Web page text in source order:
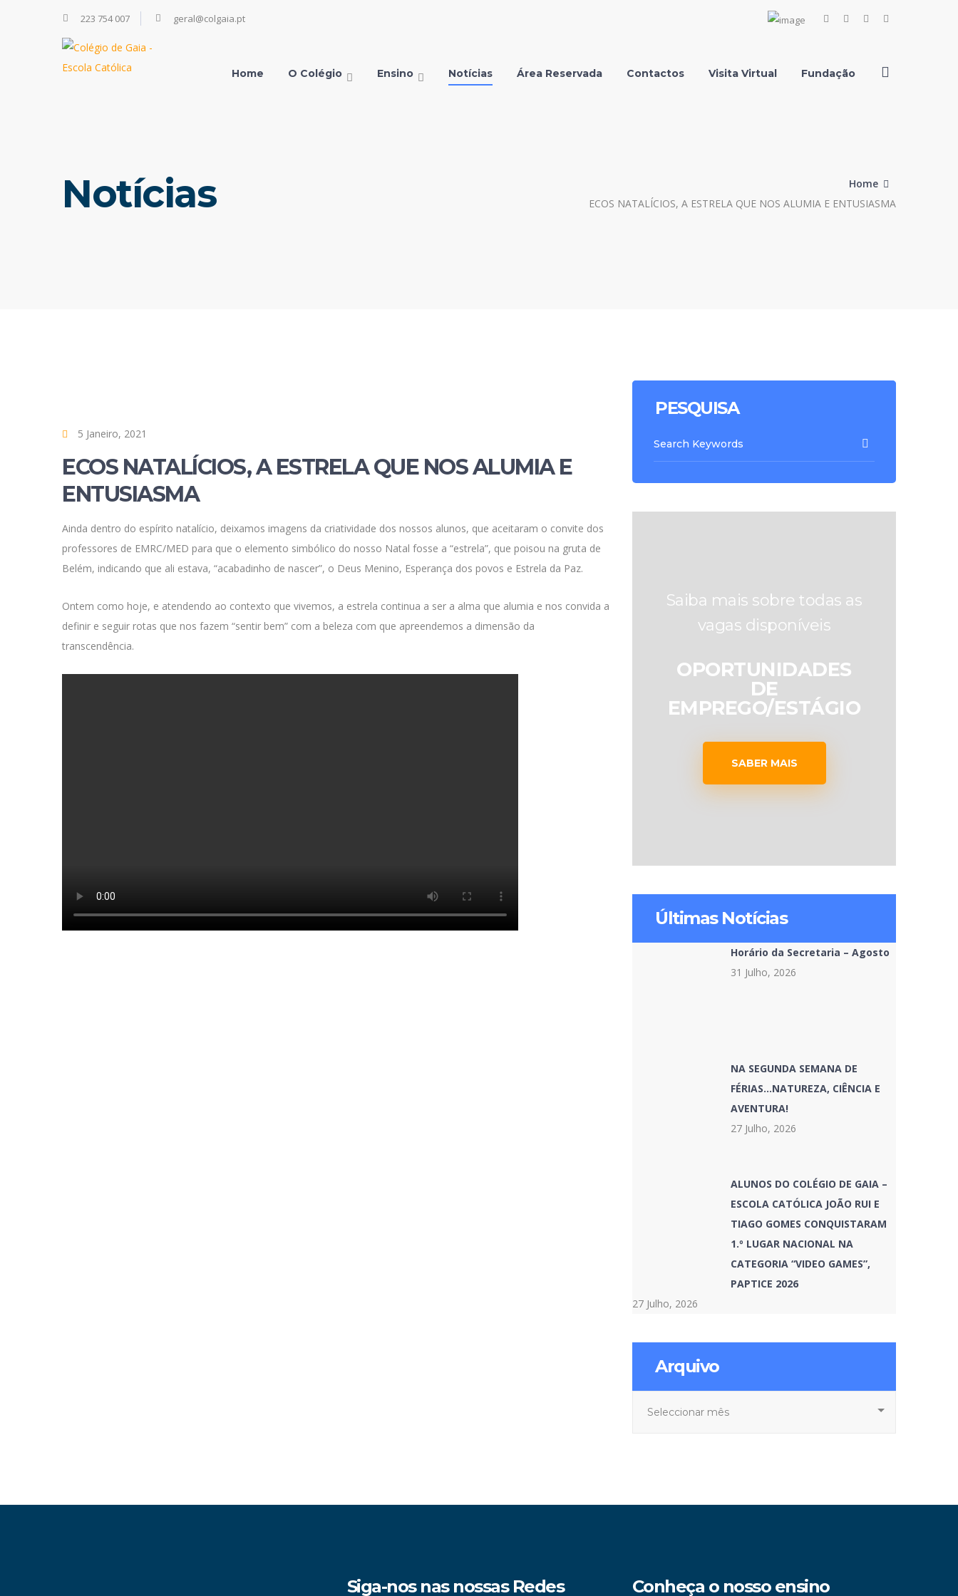
223 754 007 geral@colgaia.pt
FacebookInstagramYoutube
Home O Colégio Ensino Notícias Área Reservada Contactos Visita Virtual Fundação
Notícias
Home
ECOS NATALÍCIOS, A ESTRELA QUE NOS ALUMIA E ENTUSIASMA
5 Janeiro, 2021
ECOS NATALÍCIOS, A ESTRELA QUE NOS ALUMIA E
ENTUSIASMA
Ainda dentro do espírito natalício, deixamos imagens da criatividade dos nossos alunos, que aceitaram o convite dos
professores de EMRC/MED para que o elemento simbólico do nosso Natal fosse a “estrela”, que poisou na gruta de
Belém, indicando que ali estava, “acabadinho de nascer”, o Deus Menino, Esperança dos povos e Estrela da Paz.
Ontem como hoje, e atendendo ao contexto que vivemos, a estrela continua a ser a alma que alumia e nos convida a
definir e seguir rotas que nos fazem “sentir bem” com a beleza com que apreendemos a dimensão da
transcendência.
PESQUISA
Saiba mais sobre todas as
vagas disponíveis
OPORTUNIDADES
DE
EMPREGO/ESTÁGIO
SABER MAIS
Últimas Notícias
Horário da Secretaria – Agosto
31 Julho, 2026
NA SEGUNDA SEMANA DE
FÉRIAS…NATUREZA, CIÊNCIA E
AVENTURA!
27 Julho, 2026
ALUNOS DO COLÉGIO DE GAIA –
ESCOLA CATÓLICA JOÃO RUI E
TIAGO GOMES CONQUISTARAM
1.º LUGAR NACIONAL NA
CATEGORIA “VIDEO GAMES”,
PAPTICE 2026
27 Julho, 2026
Arquivo
Siga-nos nas nossas Redes Conheça o nosso ensino